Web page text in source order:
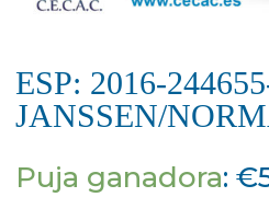
ESP: 2016-
JANSSEN/
Puja ganadora: €